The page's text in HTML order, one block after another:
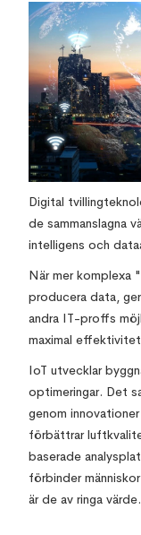
Digital
de sammanslagna
intelligens och
När mer komplexa
producera data,
andra IT-proffs
maximal
IoT utvecklar
optimeringar. Det
genom
förbättrar
baserade
förbinder
är de av ringa värde.